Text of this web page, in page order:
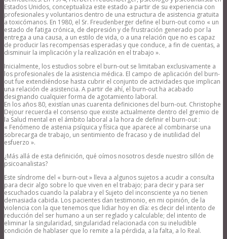
Estados Unidos, conceptualiza este estado a partir de su experiencia con
profesionales y voluntarios dentro de una estructura de asistencia gratuita
a toxicómanos. En 1980, el Sr. Freudenberger define el burn-out como « un
estado de fatiga crónica, de depresión y de frustración generado por la
entrega a una causa, a un estilo de vida, o a una relación que no es capaz
de producir las recompensas esperadas y que conduce, a fin de cuentas, a
disminuir la implicación y la realización en el trabajo ».
Inicialmente, los estudios sobre el burn-out se limitaban exclusivamente a
los profesionales de la asistencia médica. El campo de aplicación del burn-
out fue extendiéndose hasta cubrir el conjunto de actividades que implican
una relación de asistencia. A partir de ahí, el burn-out ha acabado
designando cualquier forma de agotamiento laboral.
En los años 80, existían unas cuarenta definiciones del burn-out. Christophe
Dejour recuerda el consenso que existe actualmente dentro del gremio de
la Salud mental en el ámbito laboral a la hora de definir el burn-out :
« Fenómeno de astenia psíquica y física que aparece al combinarse una
sobrecarga de trabajo, un sentimiento de fracaso y de inutilidad del
esfuerzo ».
¿Más allá de esta definición, qué oímos nosotros desde nuestro sillón de
psicoanalistas?
Este síndrome del « burn-out » lleva a algunos sujetos a acudir a consulta
para decir algo sobre lo que viven en el trabajo; para decir y para ser
escuchados cuando la palabra y el Sujeto del inconsciente ya no tienen
demasiada cabida. Los pacientes dan testimonio, en mi opinión, de la
violencia con la que tenemos que lidiar hoy en día: es decir del intento de
reducción del ser humano a un ser reglado y calculable; del intento de
eliminar la singularidad, singularidad relacionada con su ineludible
condición de hablaser que lo remite a la pérdida, a la falta, a lo Real.